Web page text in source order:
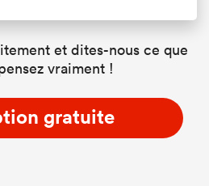
et dites-nous ce que
vraiment !
gratuite